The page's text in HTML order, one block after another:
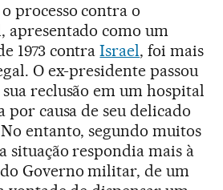
processo contra o
apresentado como um
1973 contraIsrael, foi mais
O ex-presidente passou
reclusão em um hospital
causa de seu delicado
entanto, segundo muitos
situação respondia mais à
Governo militar, de um